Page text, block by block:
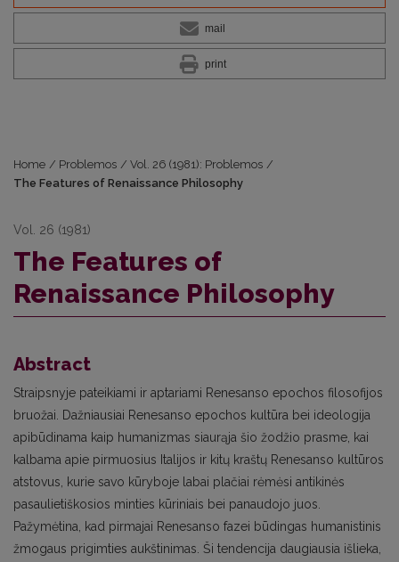
mail
print
Home / Problemos / Vol. 26 (1981): Problemos /
The Features of Renaissance Philosophy
Vol. 26 (1981)
The Features of
Renaissance Philosophy
Abstract
Straipsnyje pateikiami ir aptariami Renesanso epochos filosofijos
bruožai. Dažniausiai Renesanso epochos kultūra bei ideologija
apibūdinama kaip humanizmas siaurąja šio žodžio prasme, kai
kalbama apie pirmuosius Italijos ir kitų kraštų Renesanso kultūros
atstovus, kurie savo kūryboje labai plačiai rėmėsi antikinės
pasaulietiškosios minties kūriniais bei panaudojo juos.
Pažymėtina, kad pirmajai Renesanso fazei būdingas humanistinis
žmogaus prigimties aukštinimas. Ši tendencija daugiausia išlieka,